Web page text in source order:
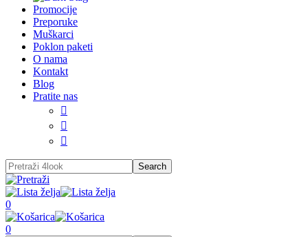
Promocije
Preporuke
Muškarci
Poklon paketi
O nama
Kontakt
Blog
Pratite nas



0
0